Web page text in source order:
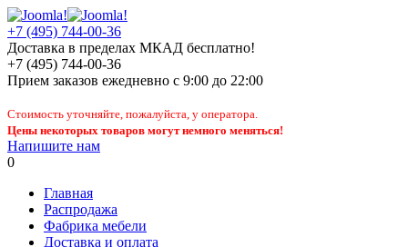
+7 (495) 744-00-36
Доставка в пределах МКАД бесплатно!
+7 (495) 744-00-36
Прием заказов ежедневно с 9:00 до 22:00
Стоимость уточняйте, пожалуйста, у оператора.
Цены некоторых товаров могут немного меняться!
Напишите нам
0
Главная
Распродажа
Фабрика мебели
Доставка и оплата